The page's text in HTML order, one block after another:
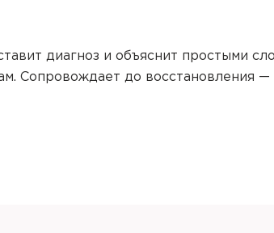
диагноз и объяснит простыми
Сопровождает до восстановления